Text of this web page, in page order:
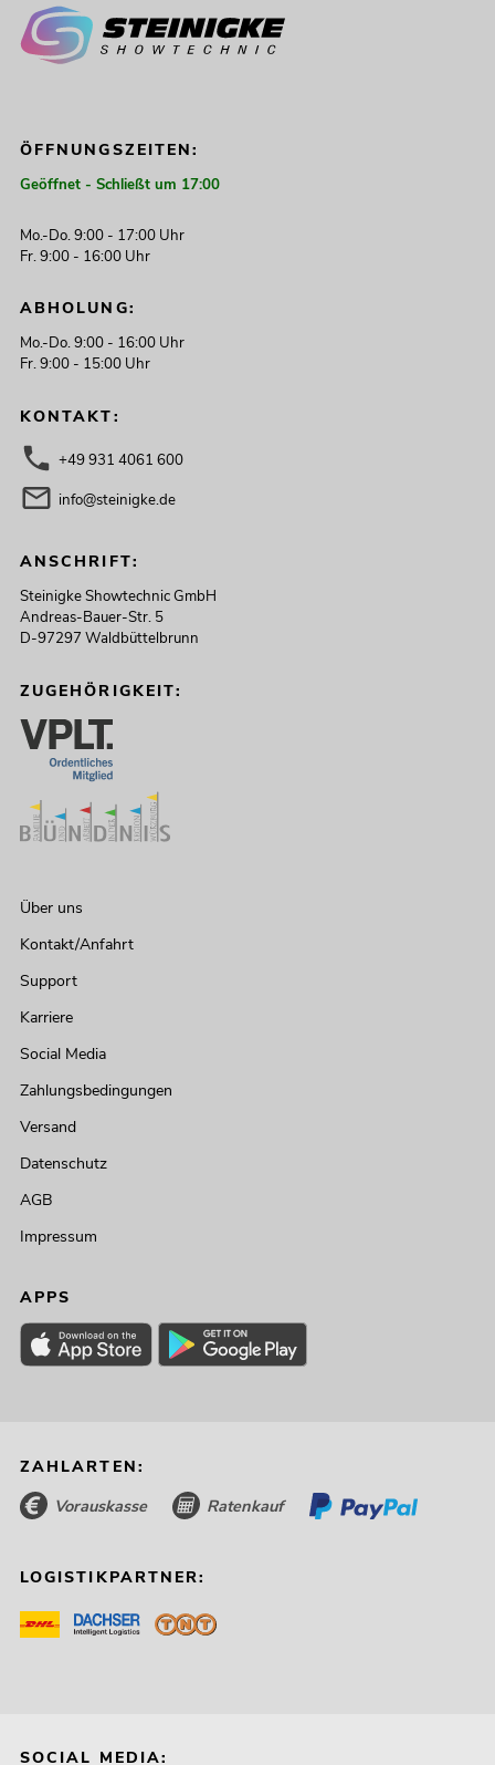
ÖFFNUNGSZEITEN:
Geöffnet - Schließt um 17:00
Mo.-Do. 9:00 - 17:00 Uhr
Fr. 9:00 - 16:00 Uhr
ABHOLUNG:
Mo.-Do. 9:00 - 16:00 Uhr
Fr. 9:00 - 15:00 Uhr
KONTAKT:
+49 931 4061 600
info@steinigke.de
ANSCHRIFT:
Steinigke Showtechnic GmbH
Andreas-Bauer-Str. 5
D-97297 Waldbüttelbrunn
ZUGEHÖRIGKEIT:
Über uns
Kontakt/Anfahrt
Support
Karriere
Social Media
Zahlungsbedingungen
Versand
Datenschutz
AGB
Impressum
APPS
ZAHLARTEN:
Vorauskasse Ratenkauf
LOGISTIKPARTNER:
SOCIAL MEDIA: